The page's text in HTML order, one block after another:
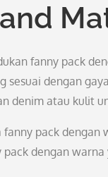
fanny pack
sesuai dengan
denim atau kulit
fanny pack
dengan